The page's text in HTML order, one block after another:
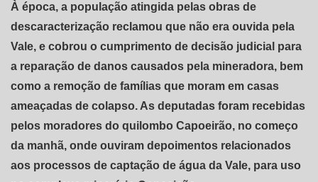
À época, a população atingida pelas obras de
descaracterização reclamou que não era ouvida pela
Vale, e cobrou o cumprimento de decisão judicial para
a reparação de danos causados pela mineradora, bem
como a remoção de famílias que moram em casas
ameaçadas de colapso. As deputadas foram recebidas
pelos moradores do quilombo Capoeirão, no começo
da manhã, onde ouviram depoimentos relacionados
aos processos de captação de água da Vale, para uso